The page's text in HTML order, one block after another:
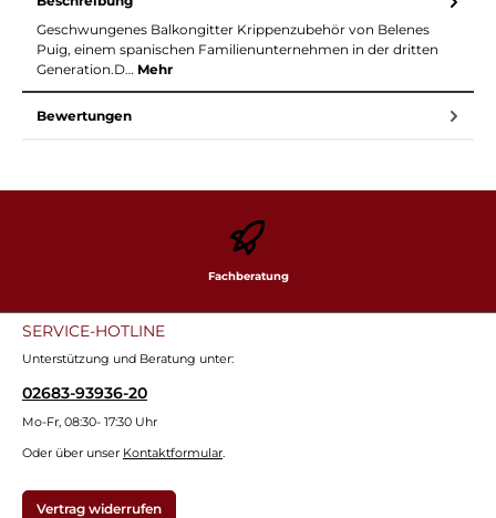
Geschwungenes Balkongitter Krippenzubehör von Belenes
Puig, einem spanischen Familienunternehmen in der dritten
Generation.D… Mehr
Bewertungen
Fachberatung
SERVICE-HOTLINE
Unterstützung und Beratung unter:
02683-93936-20
Mo-Fr, 08:30- 17:30 Uhr
Oder über unser Kontaktformular.
Vertrag widerrufen